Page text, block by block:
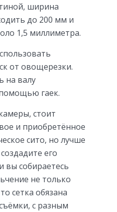
ширина
до 200 мм и
1,5 миллиметра.
от овощерезки.
на валу
гаек.
стоит
и приобретённое
сито, но лучше
его
вы собираетесь
не только
сетка обязана
с разным